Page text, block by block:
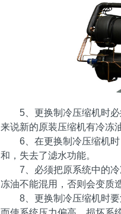
5、更换制冷压缩机时必
来说新的原装压缩机有冷冻
6、在更换制冷压缩机时
和，失去了滤水功能。
7、必须把原系统中的冷
冻油不能混用，否则会变质
8、更换制冷压缩机时要